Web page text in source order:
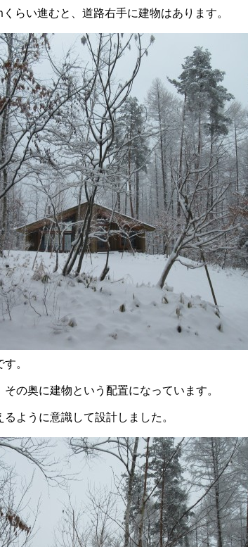
らい進むと、道路右手に建物はあります。
。
の奥に建物という配置になっています。
ように意識して設計しました。